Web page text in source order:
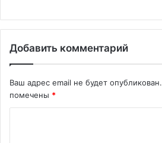
Добавить комментарий
Ваш адрес email не будет опубликован.
помечены *